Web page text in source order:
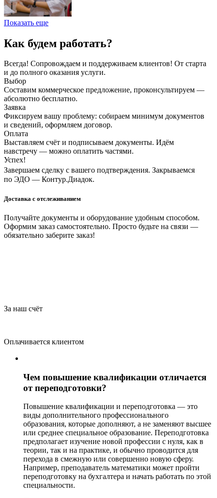
Показать еще
Как будем работать?
Всегда! Сопровождаем и поддерживаем клиентов! От старта
и до полного оказания услуги.
Выбор
Составим коммерческое предложение, проконсультируем —
абсолютно бесплатно.
Заявка
Фиксируем вашу проблему: собираем минимум документов
и сведений, оформляем договор.
Оплата
Выставляем счёт и подписываем документы. Идём
навстречу — можно оплатить частями.
Успех!
Завершаем сделку с вашего подтверждения. Закрываемся
по ЭДО — Контур.Диадок.
Доставка с отслеживанием
Получайте документы и оборудование удобным способом.
Оформим заказ самостоятельно. Просто будьте на связи —
обязательно заберите заказ!
За наш счёт
Оплачивается клиентом
Чем повышение квалификации отличается
от переподготовки?
Повышение квалификации и переподготовка — это
виды дополнительного профессионального
образования, которые дополняют, а не заменяют высшее
или среднее специальное образование. Переподготовка
предполагает изучение новой профессии с нуля, как в
теории, так и на практике, и обычно проводится для
перехода в смежную или совершенно новую сферу.
Например, преподаватель математики может пройти
переподготовку на бухгалтера и начать работать по этой
специальности.